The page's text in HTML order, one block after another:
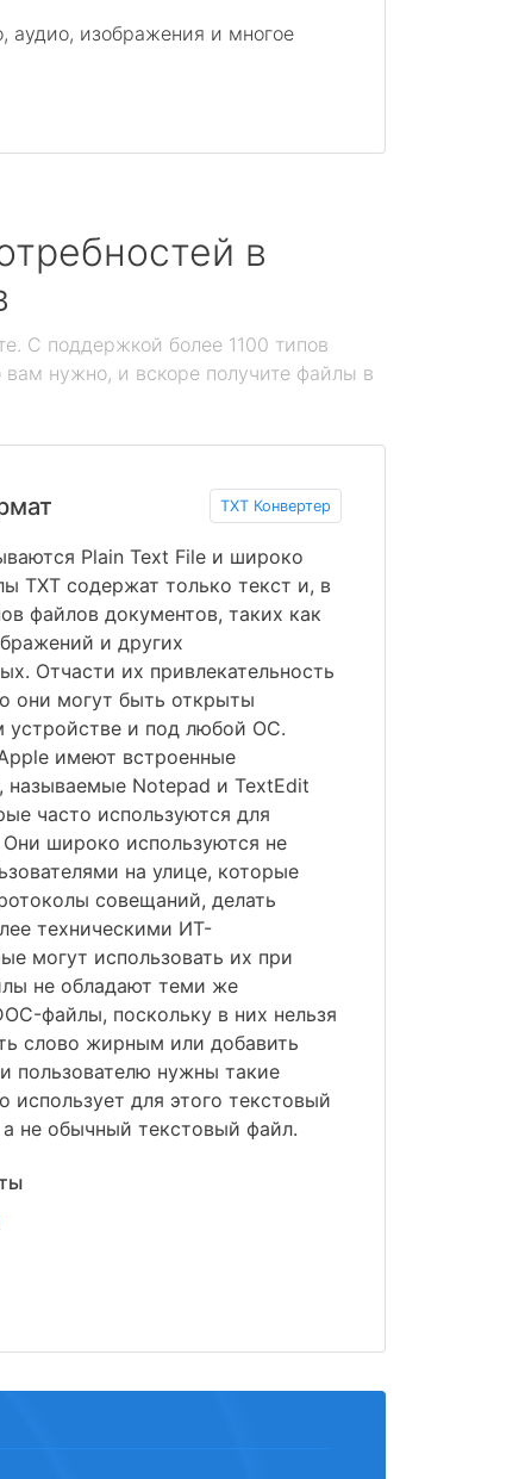
аудио, изображения и многое
в
С поддержкой более 1100 типов
вам нужно, и вскоре получите файлы в
TXT Конвертер
Plain Text File и широко
TXT содержат только текст и, в
файлов документов, таких как
и других
Отчасти их привлекательность
они могут быть открыты
устройстве и под любой ОС.
имеют встроенные
называемые Notepad и TextEdit
часто используются для
широко используются не
на улице, которые
совещаний, делать
техническими ИТ-
могут использовать их при
не обладают теми же
файлы, поскольку в них нельзя
слово жирным или добавить
пользователю нужны такие
использует для этого текстовый
не обычный текстовый файл.